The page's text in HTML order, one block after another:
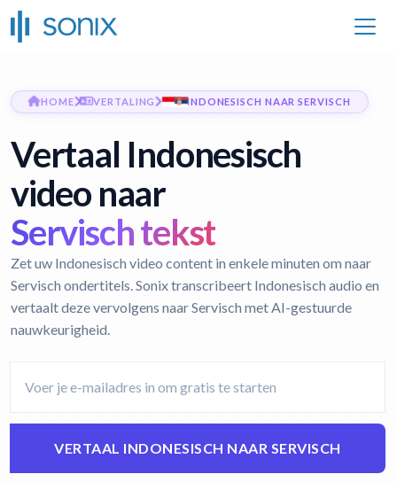
HOME VERTALING INDONESISCH NAAR SERVISCH
Vertaal Indonesisch
video naar
Servisch tekst
Zet uw Indonesisch video content in enkele minuten om naar
Servisch ondertitels. Sonix transcribeert Indonesisch audio en
vertaalt deze vervolgens naar Servisch met AI-gestuurde
nauwkeurigheid.
VERTAAL INDONESISCH NAAR SERVISCH